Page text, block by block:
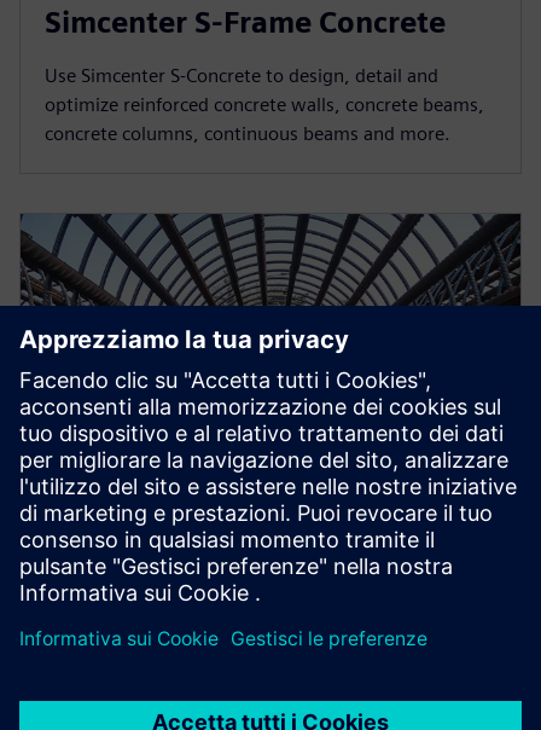
Simcenter S-Frame Concrete
Use Simcenter S-Concrete to design, detail and
optimize reinforced concrete walls, concrete beams,
concrete columns, continuous beams and more.
STRUCTURAL ANALYSIS FOR AEC
Structural design software for deep and shallow